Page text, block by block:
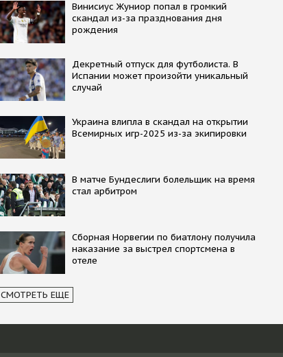
Винисиус Жуниор попал в громкий
скандал из-за празднования дня
рождения
Декретный отпуск для футболиста. В
Испании может произойти уникальный
случай
Украина влипла в скандал на открытии
Всемирных игр-2025 из-за экипировки
В матче Бундеслиги болельщик на время
стал арбитром
Сборная Норвегии по биатлону получила
наказание за выстрел спортсмена в
отеле
СМОТРЕТЬ ЕЩЕ